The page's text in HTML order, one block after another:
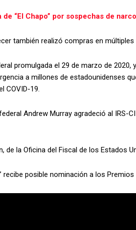
“El Chapo” por sospechas de
también realizó compras en múltiples
promulgada el 29 de marzo de
a millones de estadounidenses
COVID-19.
Andrew Murray agradeció al IRS-
de la Oficina del Fiscal de los Estados
recibe posible nominación a los Premios